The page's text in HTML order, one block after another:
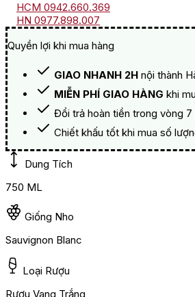
HCM 0942.660.369
HN 0977.898.007
Quyền lợi khi mua hàng
GIAO NHANH 2H nội thành
MIỄN PHÍ GIAO HÀNG khi
Đổi trả hoàn tiền trong vòng 7
Chiết khấu tốt khi mua số
Dung Tích
750 ML
Giống Nho
Sauvignon Blanc
Loại Rượu
Rượu Vang Trắng